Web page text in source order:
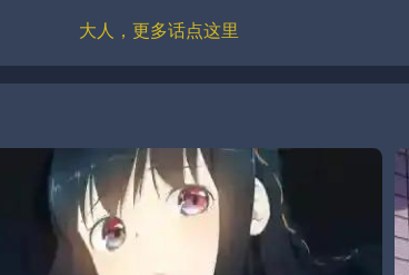
大人，更多话点这里